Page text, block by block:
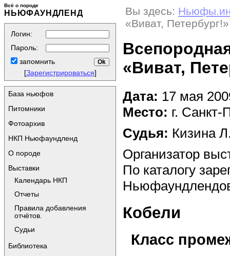
Всё о породе
НЬЮФАУНДЛЕНД
Логин:
Пароль:
запомнить
[Зарегистрироваться]
База ньюфов
Питомники
Фотоархив
НКП Ньюфаундленд
О породе
Выставки
Календарь НКП
Отчеты
Правила добавления
отчётов.
Судьи
Библиотека
Вы здесь:
«Виват, Петербург!»
«Виват,
Дата: 17 мая
Место: г. Санкт-
Судья: Кизина
Организатор
По каталогу
Кобели
Класс